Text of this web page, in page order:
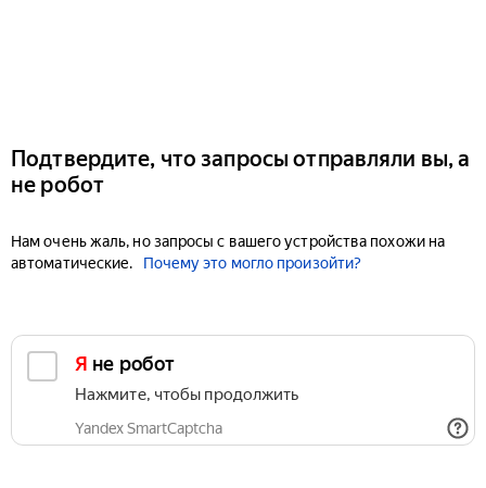
Подтвердите, что запросы отправляли вы, а
не робот
Нам очень жаль, но запросы с вашего устройства похожи на
автоматические.
Почему это могло произойти?
Я не робот
Нажмите, чтобы продолжить
Yandex SmartCaptcha